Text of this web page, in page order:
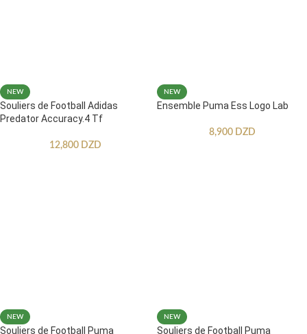
NEW
Souliers de Football Adidas
Predator Accuracy.4 Tf
12,800 DZD
NEW
Ensemble Puma Ess Logo Lab
8,900 DZD
NEW
Souliers de Football Puma
NEW
Souliers de Football Puma